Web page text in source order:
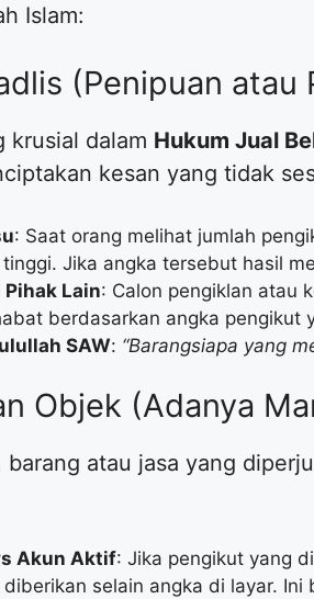
Islam:
(Penipuan atau
krusial dalam Hukum Jual
kesan yang tidak
: Saat orang melihat jumlah
Jika angka tersebut hasil
Lain: Calon pengiklan atau
berdasarkan angka pengikut
SAW: “Barangsiapa yang
Objek (Adanya
barang atau jasa yang
Akun Aktif: Jika pengikut yang
selain angka di layar.